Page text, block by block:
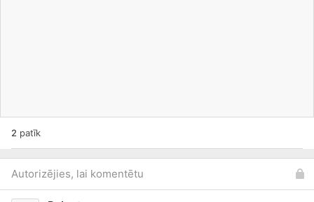
2 patīk
Autorizējies, lai komentētu